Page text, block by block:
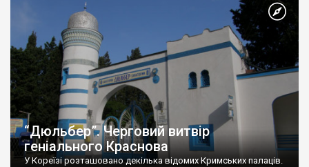
“Дюльбер”. Черговий витвір
геніального Краснова
У Кореїзі розташовано декілька відомих Кримських палаців.